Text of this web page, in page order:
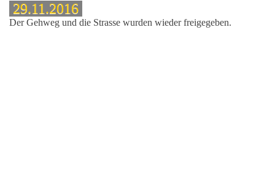
29.11.2016
Der Gehweg und die Strasse wurden wieder freigegeben.